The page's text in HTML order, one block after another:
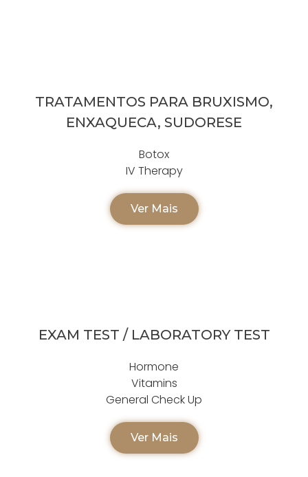
TRATAMENTOS PARA BRUXISMO,
ENXAQUECA, SUDORESE
Botox
IV Therapy
Ver Mais
EXAM TEST / LABORATORY TEST
Hormone
Vitamins
General Check Up
Ver Mais